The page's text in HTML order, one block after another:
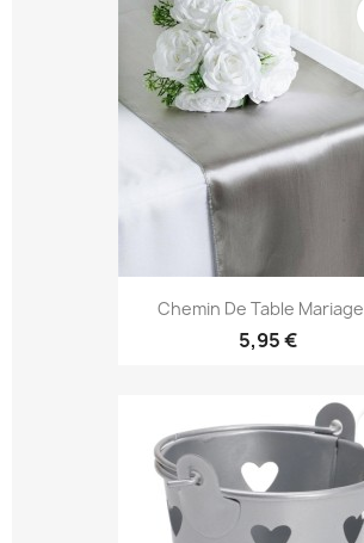
Chemin De Table
5,95 €